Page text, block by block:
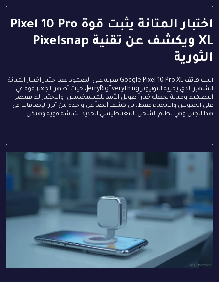
اختبار المتانة يثبت قوة Pixel 10 Pro
XL ويكشف عن تقنية Pixelsnap
الثورية
أثبت هاتف Google Pixel 10 Pro XL قدرته على الصمود بعد اجتياز اختبار المتانة
الشهير الذي يجريه اليوتيوبر JerryRigEverything، حيث أظهر الجهاز قوة في
التصميم ومتانة تجعله خياراً طويل الأمد للمستخدمين، والاختبار لم يقتصر
على الخدوش والانحناء فقط، بل كشف أيضاً عن واحدة من أبرز الإضافات في
هذا الجيل وهي نظام الشحن المغناطيسي الجديد. شاشة قوية وهيكل...